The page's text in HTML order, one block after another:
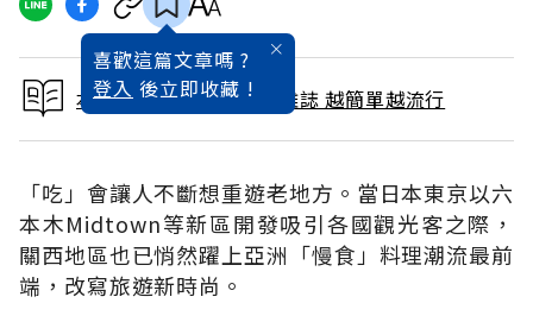
喜歡這篇文章嗎 ?
登入 後立即收藏 !
本文出自 2007 / 8月號雜誌 越簡單越流行
「吃」會讓人不斷想重遊老地方。當日本東京以六
本木Midtown等新區開發吸引各國觀光客之際，
關西地區也已悄然躍上亞洲「慢食」料理潮流最前
端，改寫旅遊新時尚。